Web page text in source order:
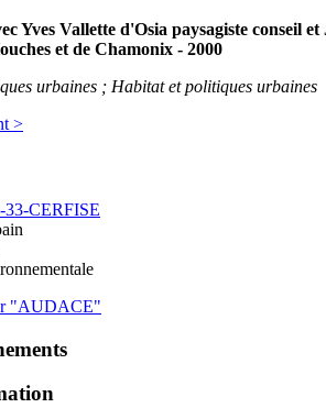
Yves Vallette d'Osia paysagiste conseil
et de Chamonix - 2000
urbaines ; Habitat et politiques urbaines
>
"AUDACE"